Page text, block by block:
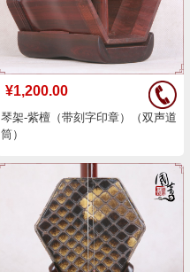
琴架-紫檀（带刻字印章）（双声道
筒）
¥1,200.00